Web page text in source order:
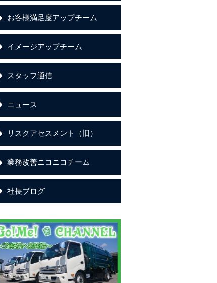
お客様満足度アップチーム
イメージアップチーム
スタッフ通信
ニュース
リスクアセスメント（旧）
業務改善ニコニコチーム
社長ブログ